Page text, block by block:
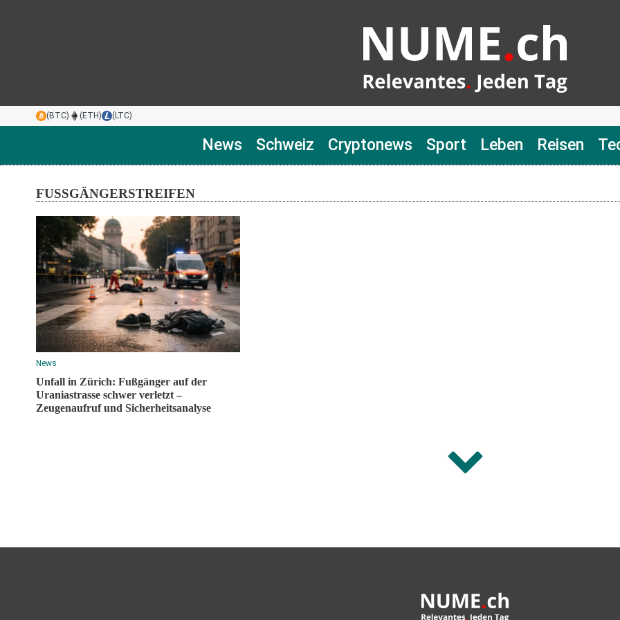
(BTC) (ETH) (LTC)
News Schweiz Cryptonews Sport Leben Reisen
FUSSGÄNGERSTREIFEN
News
Unfall in Zürich: Fußgänger auf der
Uraniastrasse schwer verletzt –
Zeugenaufruf und Sicherheitsanalyse